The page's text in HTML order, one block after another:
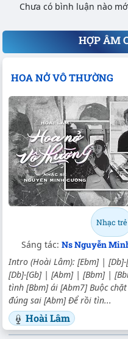
Chưa có bình luận nào
HỢP ÂM
HOA NỞ VÔ THƯỜNG
Nhạc trẻ
Sáng tác: Ns Nguyễn
Intro (Hoài Lâm): [Ebm] |
[Db]-[Gb] | [Abm] | [Bbm] |
tình [Bbm] ái [Abm7] Buộc
đúng sai [Abm] Để rồi tìn...
Hoài Lâm